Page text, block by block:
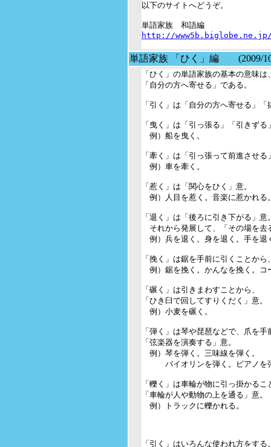
以下のサイトへどうぞ。
http://
単語家族 「ひく」編 (2009/
「ひく」の単語家族の基本の意味は
「自分の方へ寄せる」である。
「引く」は「自分の方へ寄せる」
「曳く」は「引っ張る」「引きずる
例）船を曳く。
「牽く」は「引っ張って前進させる
例）車を牽く。
「惹く」は「関心をひく」意。
例）人目を惹く。音楽に惹かれる
「退く」は「後ろに引き下がる」意
それから発展して、「その場を去
例）兵を退く。身を退く。手を退
「挽く」は鋸を手前に引くことか
例）鋸を挽く。かんなを挽く。コ
「碾く」は引きまわすことから、
「ひき臼で回してすりくだく」意。
例）小麦を碾く。
「弾く」は琴や琵琶などで、爪を
「弦楽器を演奏する」意。
例）琴を弾く。三味線を弾く。
バイオリンを弾く。ピアノを
「轢く」は車輪が物に引っ掛かるこ
「車輪が人や動物の上を通る」意。
例）トラックに轢かれる。
「引く」はいろんな使われ方をする